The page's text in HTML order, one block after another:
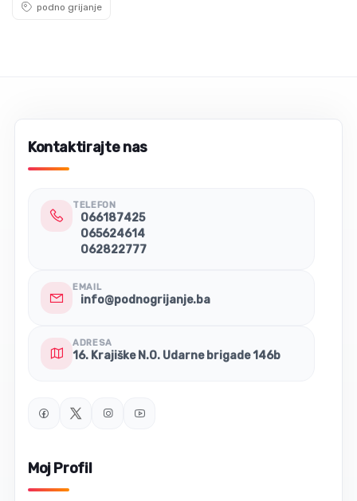
podno grijanje
Kontaktirajte nas
TELEFON
066187425
065624614
062822777
EMAIL
info@podnogrijanje.ba
ADRESA
16. Krajiške N.O. Udarne brigade 146b
Moj Profil